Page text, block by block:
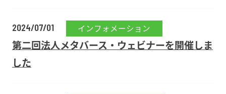
2024/07/01 インフォメーション
第二回法人メタバース・ウェビナーを開催しま
した